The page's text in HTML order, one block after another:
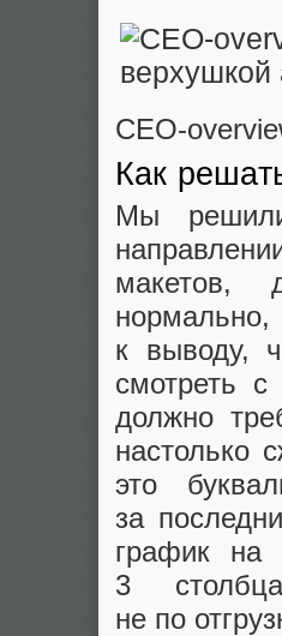
CEO-
Как
Мы
макетов,
к выводу,
смотреть
должно
настолько
это
за
график на
3
не по